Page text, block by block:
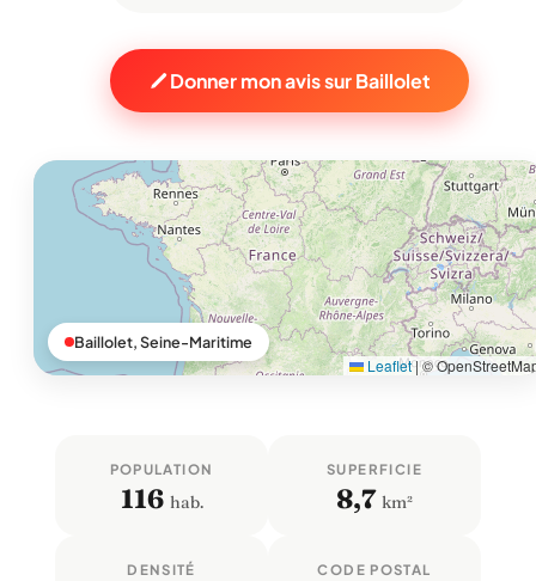
Donner mon avis sur Baillolet
Leaflet|©
Baillolet, Seine-Maritime
POPULATION
116 hab.
SUPERFICIE
8,7 km²
DENSITÉ CODE POSTAL